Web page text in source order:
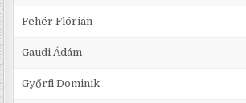
Fehér Flórián
Gaudi Ádám
Győrfi Dominik